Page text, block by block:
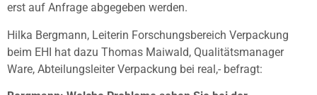
erst auf Anfrage abgegeben werden.
Hilka Bergmann, Leiterin Forschungsbereich Verpackung
beim EHI hat dazu Thomas Maiwald, Qualitätsmanager
Ware, Abteilungsleiter Verpackung bei real,- befragt: